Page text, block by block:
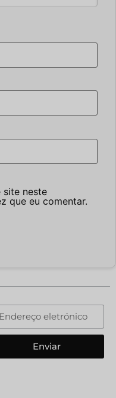
site neste
que eu comentar.
Enviar